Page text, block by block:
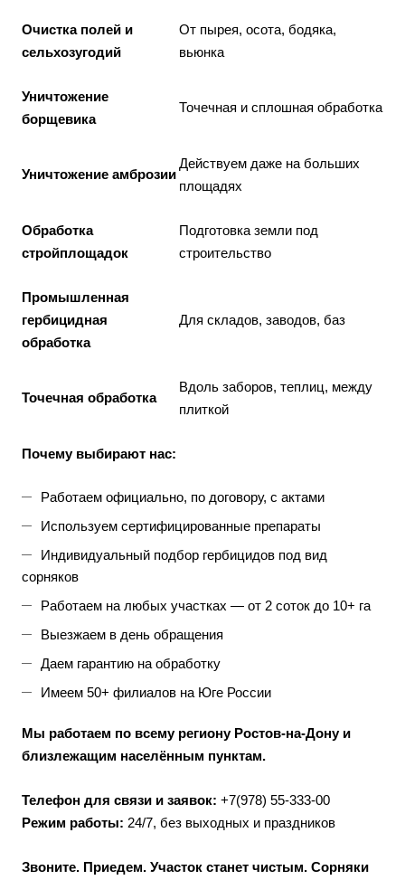
Очистка полей и
сельхозугодий
От пырея, осота, бодяка,
вьюнка
Уничтожение
борщевика
Точечная и сплошная обработка
Уничтожение амброзии
Действуем даже на больших
площадях
Обработка
стройплощадок
Подготовка земли под
строительство
Промышленная
гербицидная
обработка
Для складов, заводов, баз
Точечная обработка
Вдоль заборов, теплиц, между
плиткой
Почему выбирают нас:
Работаем официально, по договору, с актами
Используем сертифицированные препараты
Индивидуальный подбор гербицидов под вид
сорняков
Работаем на любых участках — от 2 соток до 10+ га
Выезжаем в день обращения
Даем гарантию на обработку
Имеем 50+ филиалов на Юге России
Мы работаем по всему региону Ростов-на-Дону и
близлежащим населённым пунктам.
Телефон для связи и заявок: +7(978) 55-333-00
Режим работы: 24/7, без выходных и праздников
Звоните. Приедем. Участок станет чистым. Сорняки